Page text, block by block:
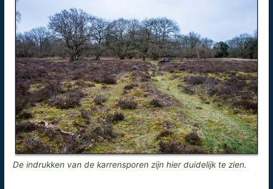
De indrukken van de karrensporen zijn hier duidelijk te zien.